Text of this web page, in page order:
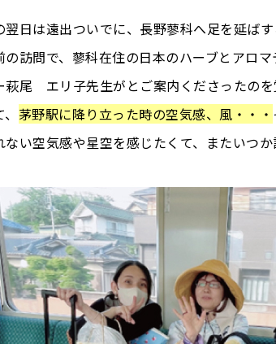
翌日は遠出ついでに、長野蓼科へ足を延ばす
の訪問で、蓼科在住の日本のハーブとアロ
萩尾 エリ子先生がとご案内くださったのを
茅野駅に降り立った時の空気感、風・・・
ない空気感や星空を感じたくて、またいつ